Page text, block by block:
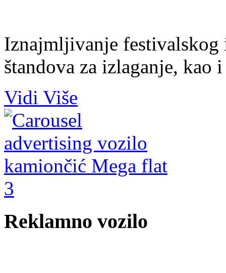
Iznajmljivanje festivalskog
štandova za izlaganje, kao
Vidi Više
Reklamno vozilo